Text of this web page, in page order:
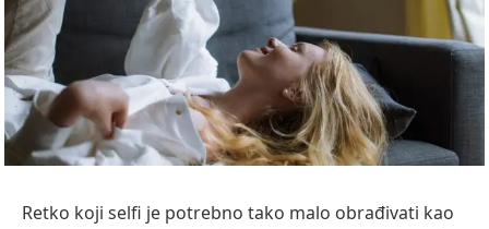
Retko koji selfi je potrebno tako malo obrađivati kao